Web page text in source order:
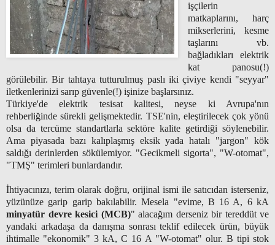
işçilerin
matkaplarını, harç
mikserlerini, kesme
taşlarını vb.
bağladıkları elektrik
kat panosu(!)
görülebilir. Bir tahtaya tutturulmuş paslı iki çiviye kendi "seyyar"
iletkenlerinizi sarıp güvenle(!) işinize başlarsınız.
Türkiye'de elektrik tesisat kalitesi, neyse ki Avrupa'nın
rehberliğinde sürekli gelişmektedir. TSE'nin, eleştirilecek çok yönü
olsa da tercüme standartlarla sektöre kalite getirdiği söylenebilir.
Ama piyasada bazı kalıplaşmış eksik yada hatalı "jargon" kök
saldığı derinlerden sökülemiyor. "Gecikmeli sigorta", "W-otomat",
"TMŞ" terimleri bunlardandır.
İhtiyacınızı, terim olarak doğru, orijinal ismi ile satıcıdan isterseniz,
yüzünüze garip garip bakılabilir. Mesela "evime, B 16 A, 6 kA
minyatür devre kesici (MCB)" alacağım derseniz bir tereddüt ve
yandaki arkadaşa da danışma sonrası teklif edilecek ürün, büyük
ihtimalle "ekonomik" 3 kA, C 16 A "W-otomat" olur. B tipi stok